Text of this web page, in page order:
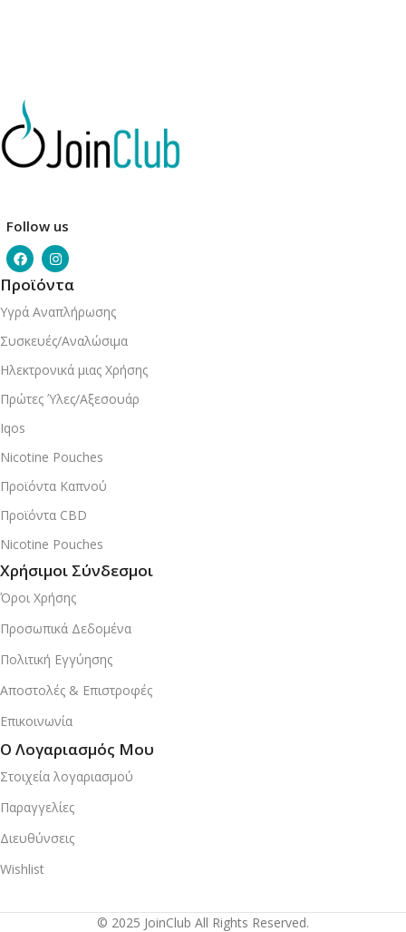
Follow us
Προϊόντα
Υγρά Αναπλήρωσης
Συσκευές/Αναλώσιμα
Ηλεκτρονικά μιας Χρήσης
Πρώτες Ύλες/Αξεσουάρ
Iqos
Nicotine Pouches
Προϊόντα Καπνού
Προϊόντα CBD
Nicotine Pouches
Χρήσιμοι Σύνδεσμοι
Όροι Χρήσης
Προσωπικά Δεδομένα
Πολιτική Εγγύησης
Αποστολές & Επιστροφές
Επικοινωνία
Ο Λογαριασμός Μου
Στοιχεία λογαριασμού
Παραγγελίες
Διευθύνσεις
Wishlist
© 2025 JoinClub All Rights Reserved.